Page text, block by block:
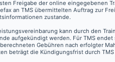
Freigabe der online eingegebenen
an TMS übermittelten Auftrag zur
zustande.
kann durch den
aufgekündigt werden. Für TMS
Gebühren nach erfolgter
beträgt die Kündigungsfrist durch